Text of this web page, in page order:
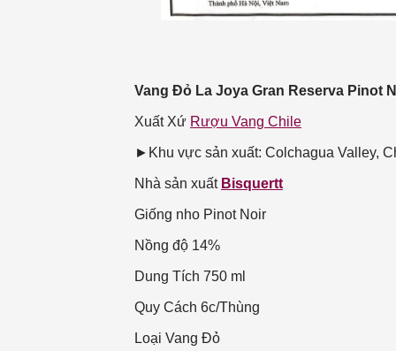
Vang Đỏ La Joya Gran Reserva Pinot
Xuất Xứ Rượu Vang Chile
►Khu vực sản xuất: Colchagua Valley,
Nhà sản xuất Bisquertt
Giống nho Pinot Noir
Nồng độ 14%
Dung Tích 750 ml
Quy Cách 6c/Thùng
Loại Vang Đỏ